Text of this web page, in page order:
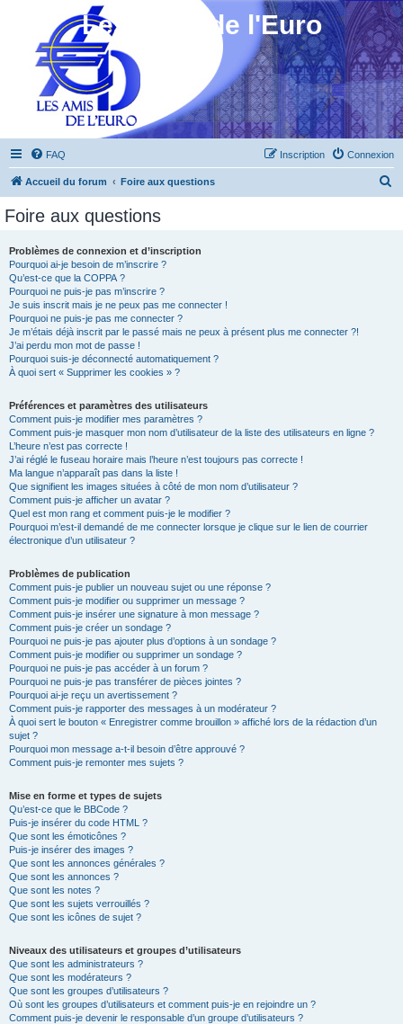
Les Amis de l'Euro
FAQ Connexion
Inscription
Accueil du forum Foire aux questions
Foire aux questions
Problèmes de connexion et d’inscription
Pourquoi ai-je besoin de m’inscrire ?
Qu’est-ce que la COPPA ?
Pourquoi ne puis-je pas m’inscrire ?
Je suis inscrit mais je ne peux pas me connecter !
Pourquoi ne puis-je pas me connecter ?
Je m’étais déjà inscrit par le passé mais ne peux à présent plus me connecter ?!
J’ai perdu mon mot de passe !
Pourquoi suis-je déconnecté automatiquement ?
À quoi sert « Supprimer les cookies » ?
Préférences et paramètres des utilisateurs
Comment puis-je modifier mes paramètres ?
Comment puis-je masquer mon nom d’utilisateur de la liste des utilisateurs en ligne ?
L’heure n’est pas correcte !
J’ai réglé le fuseau horaire mais l’heure n’est toujours pas correcte !
Ma langue n’apparaît pas dans la liste !
Que signifient les images situées à côté de mon nom d’utilisateur ?
Comment puis-je afficher un avatar ?
Quel est mon rang et comment puis-je le modifier ?
Pourquoi m’est-il demandé de me connecter lorsque je clique sur le lien de courrier
électronique d’un utilisateur ?
Problèmes de publication
Comment puis-je publier un nouveau sujet ou une réponse ?
Comment puis-je modifier ou supprimer un message ?
Comment puis-je insérer une signature à mon message ?
Comment puis-je créer un sondage ?
Pourquoi ne puis-je pas ajouter plus d’options à un sondage ?
Comment puis-je modifier ou supprimer un sondage ?
Pourquoi ne puis-je pas accéder à un forum ?
Pourquoi ne puis-je pas transférer de pièces jointes ?
Pourquoi ai-je reçu un avertissement ?
Comment puis-je rapporter des messages à un modérateur ?
À quoi sert le bouton « Enregistrer comme brouillon » affiché lors de la rédaction d’un
sujet ?
Pourquoi mon message a-t-il besoin d’être approuvé ?
Comment puis-je remonter mes sujets ?
Mise en forme et types de sujets
Qu’est-ce que le BBCode ?
Puis-je insérer du code HTML ?
Que sont les émoticônes ?
Puis-je insérer des images ?
Que sont les annonces générales ?
Que sont les annonces ?
Que sont les notes ?
Que sont les sujets verrouillés ?
Que sont les icônes de sujet ?
Niveaux des utilisateurs et groupes d’utilisateurs
Que sont les administrateurs ?
Que sont les modérateurs ?
Que sont les groupes d’utilisateurs ?
Où sont les groupes d’utilisateurs et comment puis-je en rejoindre un ?
Comment puis-je devenir le responsable d’un groupe d’utilisateurs ?